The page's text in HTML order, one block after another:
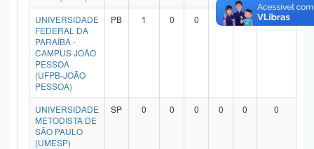
UNIVERSIDADE
FEDERAL DA
PARAÍBA -
CAMPUS JOÃO
PESSOA
(UFPB-JOÃO
PESSOA)
PB 1 0 0 0 0 1
UNIVERSIDADE
METODISTA DE
SÃO PAULO
(UMESP)
SP 0 0 0 0 0 0